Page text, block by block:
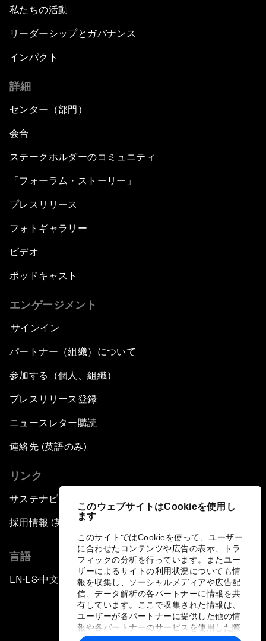
このウェブサイトはCookieを使用し
ます
このサイトではCookieを使って、ユーザー
に合わせたコンテンツや広告の表示、トラ
フィックの分析を行っています。またユー
ザーによるサイトの利用状況についても情
報を収集し、ソーシャルメディアや広告配
信、データ解析の各パートナーに情報を共
有しています。ここで収集された情報は、
ユーザーが各パートナーに提供した他の情
報や各パートナーのサービスを使用した際
に収集された情報と組み合わされ、各パー
私たちの活動
リーダーシップとガバナンス
インパクト
詳細
センター（部門）
会合
ステークホルダーのコミュニティ
「フォーラム・ストーリー」
プレスリリース
フォトギャラリー
ビデオ
ポッドキャスト
エンゲージメント
サインイン
パートナー（組織）について
参加する（個人、組織）
プレスリリース登録
ニュースレター購読
連絡先 (英語のみ)
リンク
サステナビリティへの取り組み
採用情報 (英語のみ)
言語
EN ▪ES▪中文▪ 日本語